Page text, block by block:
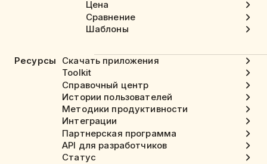
Цена
Сравнение
Шаблоны
Ресурсы
Скачать приложения
Toolkit
Справочный центр
Истории пользователей
Методики продуктивности
Интеграции
Партнерская программа
API для разработчиков
Статус